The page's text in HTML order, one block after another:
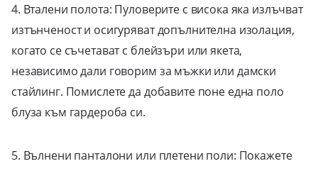
4. Вталени полота: Пуловерите с висока яка излъчват
изтънченост и осигуряват допълнителна изолация,
когато се съчетават с блейзъри или якета,
независимо дали говорим за мъжки или дамски
стайлинг. Помислете да добавите поне една поло
блуза към гардероба си.
5. Вълнени панталони или плетени поли: Покажете